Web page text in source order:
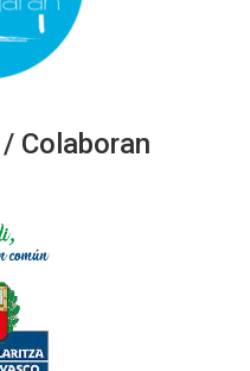
Colaboran